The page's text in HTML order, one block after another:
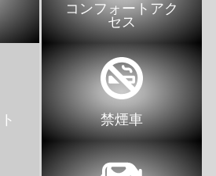
コンフォートアク
セス
禁煙車